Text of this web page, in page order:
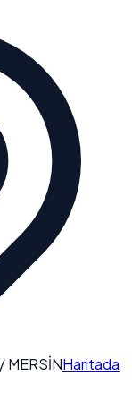
MERSİNHaritada